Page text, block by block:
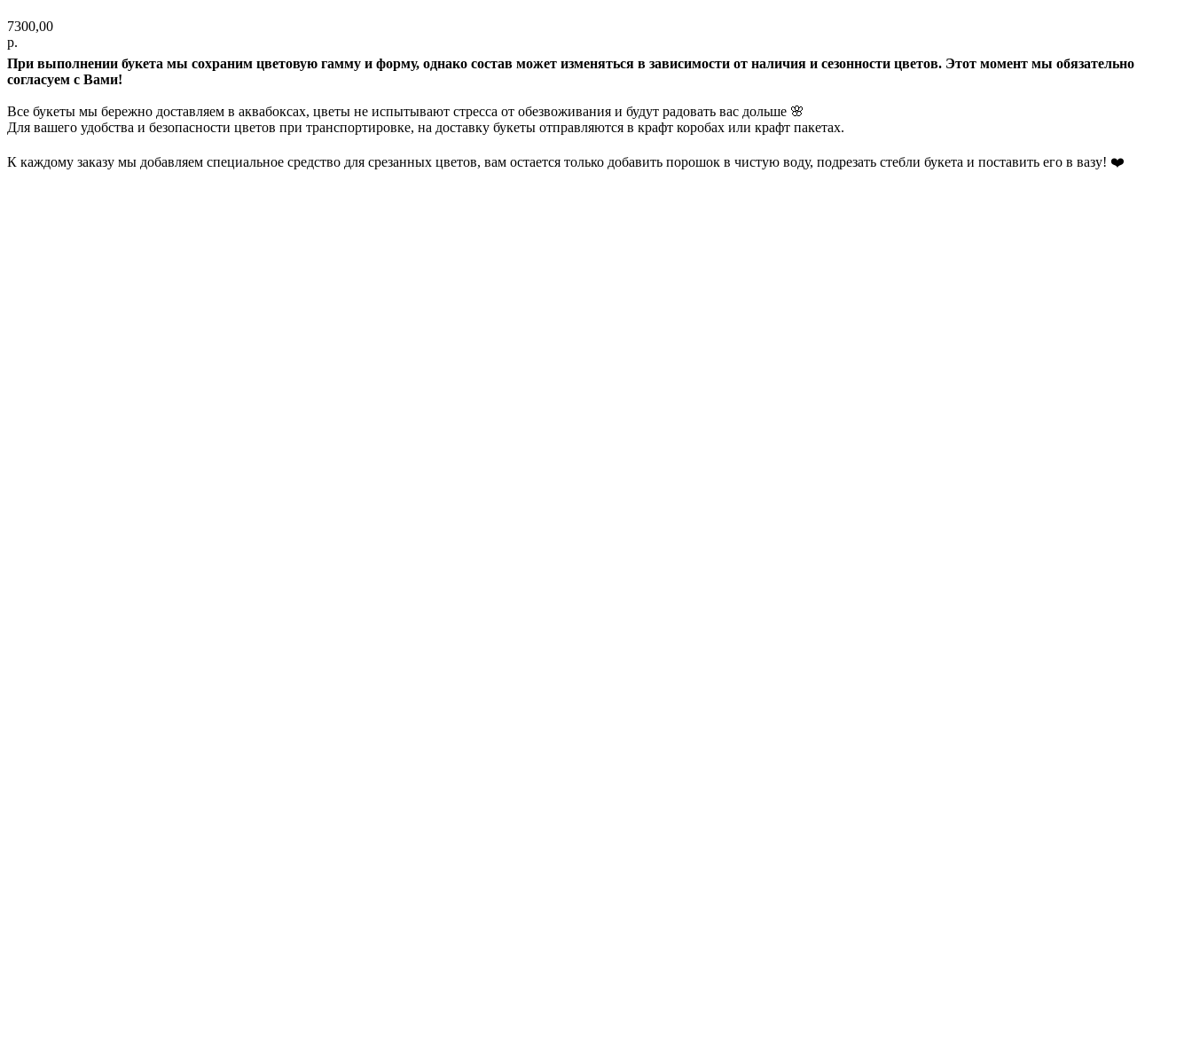
7300,00
р.
При выполнении букета мы сохраним цветовую гамму и форму, однако состав может изменяться в зависимости от наличия и сезонности цветов. Этот момент мы обязательно
согласуем с Вами!
Все букеты мы бережно доставляем в аквабоксах, цветы не испытывают стресса от обезвоживания и будут радовать вас дольше 🌸
Для вашего удобства и безопасности цветов при транспортировке, на доставку букеты отправляются в крафт коробах или крафт пакетах.
К каждому заказу мы добавляем специальное средство для срезанных цветов, вам остается только добавить порошок в чистую воду, подрезать стебли букета и поставить его в вазу! ❤️